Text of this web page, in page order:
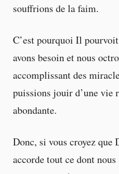
souffrions de la faim.
C’est pourquoi Il
avons besoin et nous
accomplissant des
puissions jouir d’une vie
abondante.
Donc, si vous croyez que
accorde tout ce dont